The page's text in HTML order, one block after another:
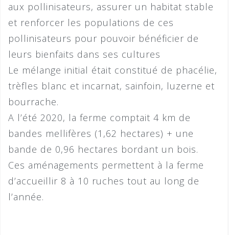
aux pollinisateurs, assurer un habitat stable
et renforcer les populations de ces
pollinisateurs pour pouvoir bénéficier de
leurs bienfaits dans ses cultures
Le mélange initial était constitué de phacélie,
trèfles blanc et incarnat, sainfoin, luzerne et
bourrache.
A l’été 2020, la ferme comptait 4 km de
bandes mellifères (1,62 hectares) + une
bande de 0,96 hectares bordant un bois.
Ces aménagements permettent à la ferme
d’accueillir 8 à 10 ruches tout au long de
l’année.